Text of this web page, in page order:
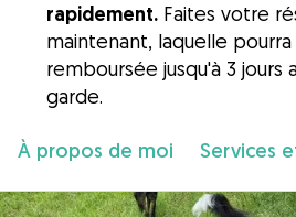
rapidement. Faites votre
maintenant, laquelle
remboursée jusqu'à 3
garde.
À propos de moi Services